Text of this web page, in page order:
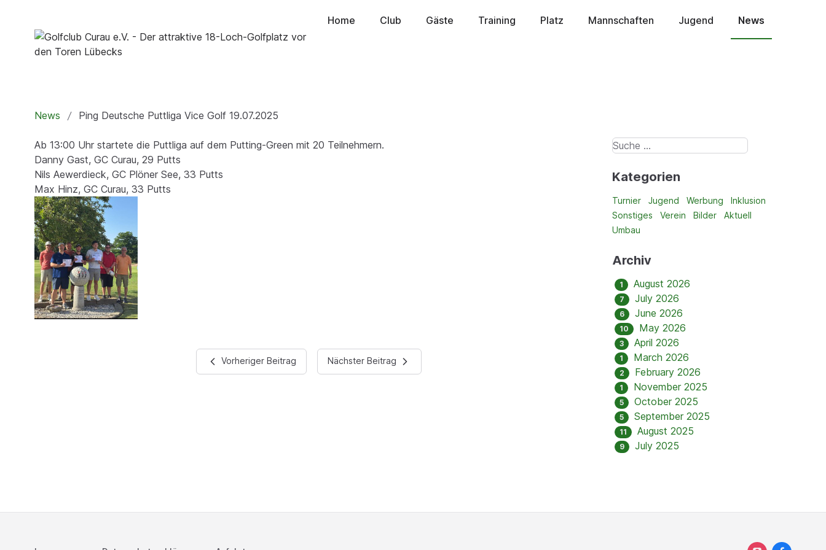
Home Club Gäste Training Platz Mannschaften Jugend News
News Ping Deutsche Puttliga Vice Golf 19.07.2025
Ab 13:00 Uhr startete die Puttliga auf dem Putting-Green mit 20 Teilnehmern.
Danny Gast, GC Curau, 29 Putts
Nils Aewerdieck, GC Plöner See, 33 Putts
Max Hinz, GC Curau, 33 Putts
Vorheriger Beitrag Nächster Beitrag
Kategorien
Turnier Jugend Werbung
Inklusion
Sonstiges
Verein Bilder
Aktuell
Umbau
Archiv
1 August 2026
7 July 2026
6 June 2026
10 May 2026
3 April 2026
1 March 2026
2 February 2026
1 November 2025
5 October 2025
5 September 2025
11 August 2025
9 July 2025